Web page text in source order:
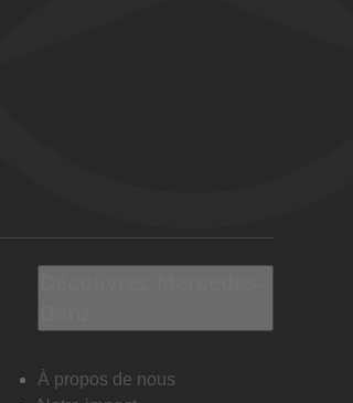
À propos de nous